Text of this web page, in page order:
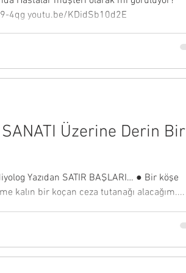
4qg youtu.be/KDidSb10d2E
Üzerine Derin Bir
Yazıdan SATIR BAŞLARI… ● Bir köşe
kalın bir koçan ceza tutanağı alacağım....